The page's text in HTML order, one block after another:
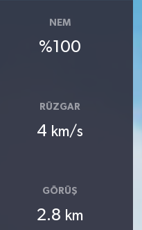
NEM
%100
RÜZGAR
4 km/s
GÖRÜŞ
2.8 km